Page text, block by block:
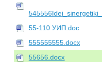
55-110 УИП.doc
555555555.docx
55656.docx